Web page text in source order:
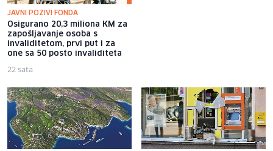
JAVNI POZIVI FONDA
Osigurano 20,3 miliona KM za
zapošljavanje osoba s
invaliditetom, prvi put i za
one sa 50 posto invaliditeta
22 sata